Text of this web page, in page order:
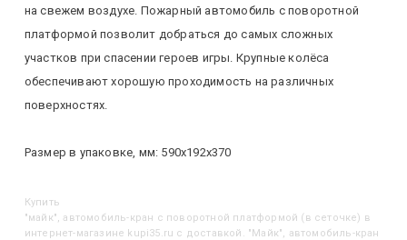
на свежем воздухе. Пожарный автомобиль с поворотной
платформой позволит добраться до самых сложных
участков при спасении героев игры. Крупные колёса
обеспечивают хорошую проходимость на различных
поверхностях.
Размер в упаковке, мм: 590х192х370
Купить
"Майк", автомобиль-кран с поворотной платформой (в сеточке) в
интернет-магазине kupi35.ru с доставкой. "Майк", автомобиль-кран